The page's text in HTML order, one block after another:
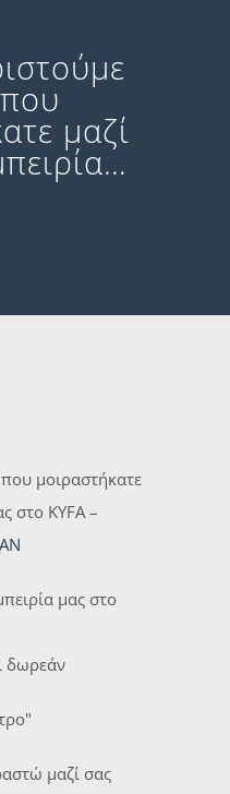
μαζί
μοιραστήκατε
στο KYFA –
μας στο
δωρεάν
μαζί σας